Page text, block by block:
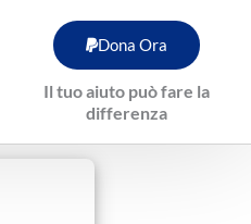
Dona Ora
Il tuo aiuto può fare la
differenza